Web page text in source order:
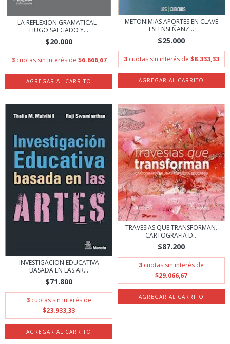
LA REFLEXION GRAMATICAL -
HUGO SALGADO Y...
$20.000
3 cuotas sin interés de $6.666,67
METONIMIAS APORTES EN CLAVE
ESI ENSEÑANZ...
$25.000
3 cuotas sin interés de $8.333,33
INVESTIGACION EDUCATIVA
BASADA EN LAS AR...
$71.800
3 cuotas sin interés de
$23.933,33
TRAVESIAS QUE TRANSFORMAN.
CARTOGRAFIA D...
$87.200
3 cuotas sin interés de
$29.066,67